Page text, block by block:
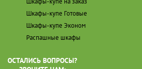
Шкафы-купе Готовые
Шкафы-купе Эконом
Распашные шкафы
ОСТАЛИСЬ ВОПРОСЫ?